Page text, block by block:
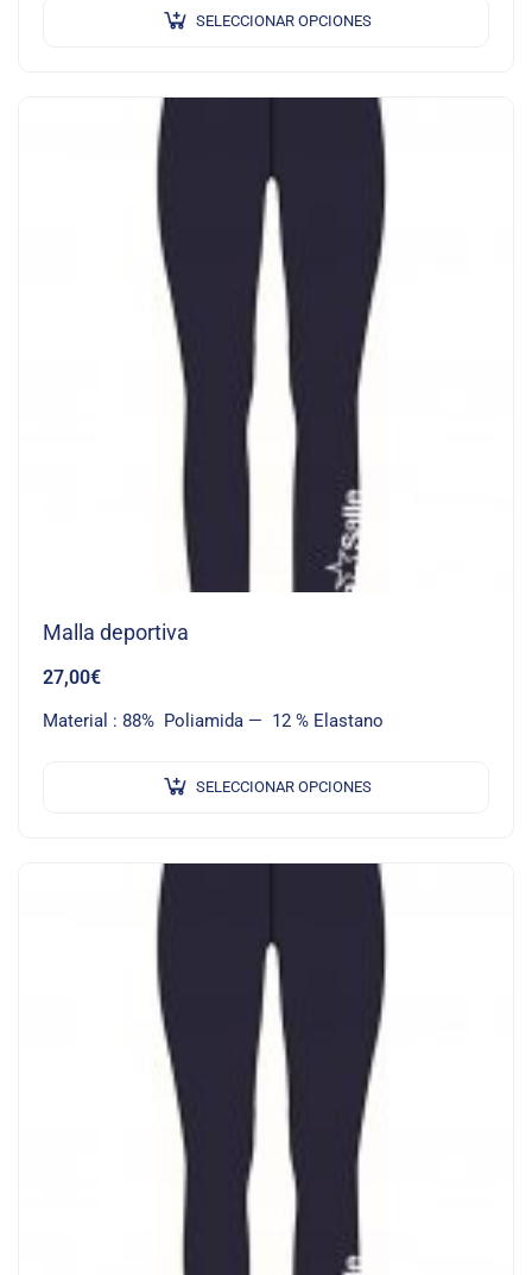
SELECCIONAR OPCIONES
Malla deportiva
27,00€
Material : 88% Poliamida — 12 % Elastano
SELECCIONAR OPCIONES